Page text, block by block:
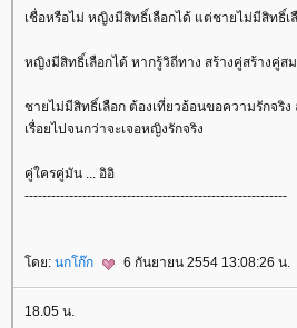
เชื่อหรือไม่ หญิงมีสิทธิ์เลือกได้ แต่ชายไม่มีสิทธิ์เ
หญิงมีสิทธิ์เลือกได้ หากรู้วิถีทาง สร้างคู่สร้างคู่สม
ชายไม่มีสิทธิ์เลือก ต้องเที่ยวอ้อนขอความรักจริง
เรื่อยไปจนกว่าจะเจอหญิงรักจริง
คู่ใครคู่มัน ... อิอิ
-----------------------------------------------------------
ดย: นกโก๊ก 6 กันยายน 2554 13:08:26 น.
18.05 น.